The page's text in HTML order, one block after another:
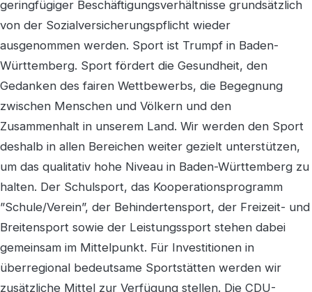
geringfügiger Beschäftigungsverhältnisse grundsätzlich
von der Sozialversicherungspflicht wieder
ausgenommen werden. Sport ist Trumpf in Baden-
Württemberg. Sport fördert die Gesundheit, den
Gedanken des fairen Wettbewerbs, die Begegnung
zwischen Menschen und Völkern und den
Zusammenhalt in unserem Land. Wir werden den Sport
deshalb in allen Bereichen weiter gezielt unterstützen,
um das qualitativ hohe Niveau in Baden-Württemberg zu
halten. Der Schulsport, das Kooperationsprogramm
”Schule/Verein”, der Behindertensport, der Freizeit- und
Breitensport sowie der Leistungssport stehen dabei
gemeinsam im Mittelpunkt. Für Investitionen in
überregional bedeutsame Sportstätten werden wir
zusätzliche Mittel zur Verfügung stellen. Die CDU-